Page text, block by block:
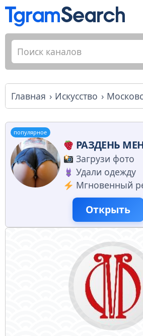
Главная Искусство
популярное
РАЗДЕНЬ
Загрузи фото
Удали одежду
Мгновенный
Открыть